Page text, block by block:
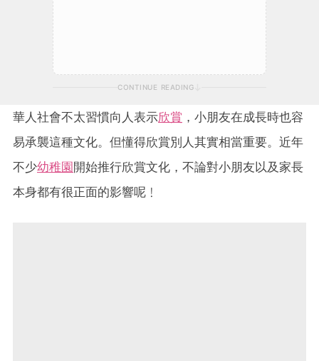
CONTINUE READING
華人社會不太習慣向人表示欣賞 ，小朋友在成長時也容
易承襲這種文化。但懂得欣賞別人其實相當重要。近年
不少幼稚園開始推行欣賞文化，不論對小朋友以及家長
本身都有很正面的影響呢﹗